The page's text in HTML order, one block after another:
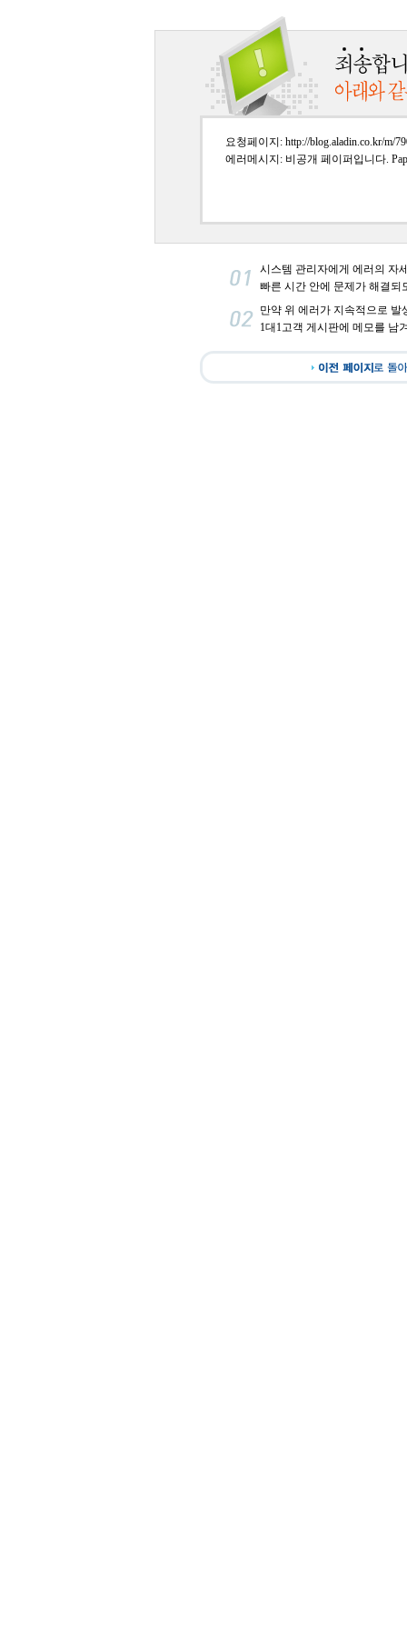
요청페이지: http://blog.aladin.co.kr/m/
에러메시지: 비공개 페이퍼입니다.
시스템 관리자에게 에러의 자
빠른 시간 안에 문제가 해결되
만약 위 에러가 지속적으로
1대1고객 게시판에 메모를 남